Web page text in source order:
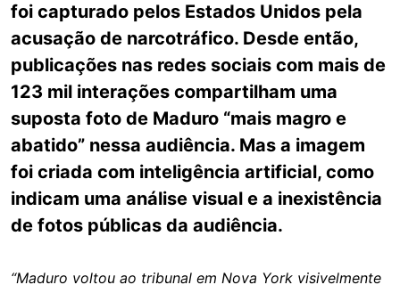
foi capturado pelos Estados Unidos pela
acusação de narcotráfico. Desde então,
publicações nas redes sociais com mais de
123 mil interações compartilham uma
suposta foto de Maduro “mais magro e
abatido” nessa audiência. Mas a imagem
foi criada com inteligência artificial, como
indicam uma análise visual e a inexistência
de fotos públicas da audiência.
“Maduro voltou ao tribunal em Nova York visivelmente